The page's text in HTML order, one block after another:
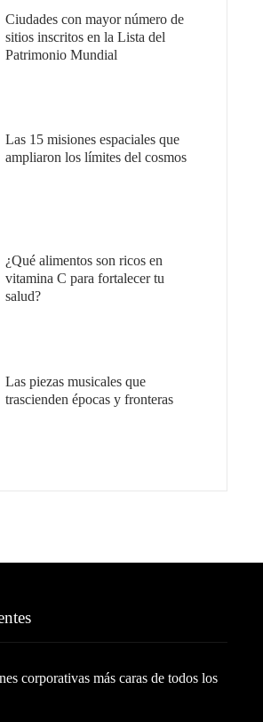
Ciudades con mayor número de
sitios inscritos en la Lista del
Patrimonio Mundial
Las 15 misiones espaciales que
ampliaron los límites del cosmos
¿Qué alimentos son ricos en
vitamina C para fortalecer tu
salud?
Las piezas musicales que
trascienden épocas y fronteras
corporativas más caras de todos los